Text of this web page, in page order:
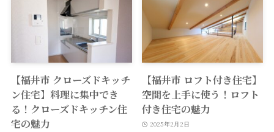
【福井市 クローズドキッチ
ン住宅】料理に集中でき
る！クローズドキッチン住
宅の魅力
【福井市 ロフト付き住宅】
空間を上手に使う！ロフト
付き住宅の魅力
2025年2月2日